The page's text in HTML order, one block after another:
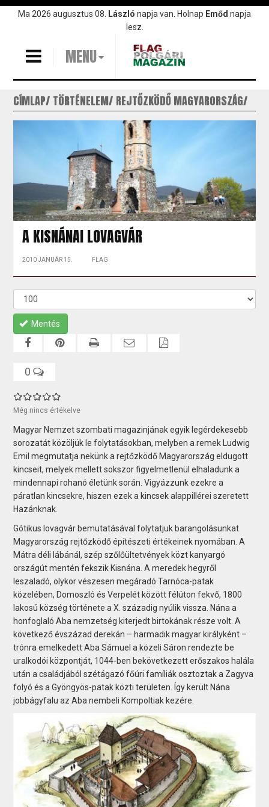
UgrásMa 2026 augusztus 08. László napja van. Holnap Emőd napja
lesz.
MENU
CÍMLAP TÖRTÉNELEM REJTŐZKÖDŐ MAGYARORSZÁG
A KISNÁNAI LOVAGVÁR
2010 JANUÁR 15. FLAG
Mentés
0
Még nincs értékelve
Magyar Nemzet szombati magazinjának egyik legérdekesebb
sorozatát közöljük le folytatásokban, melyben a remek Ludwig
Emil megmutatja nekünk a rejtőzködő Magyarország eldugott
kincseit, melyek mellett sokszor figyelmetlenül elhaladunk a
mindennapi rohanó életünk során. Vigyázzunk ezekre a
páratlan kincsekre, hiszen ezek a kincsek alappillérei szeretett
Hazánknak.
Gótikus lovagvár bemutatásával folytatjuk barangolásunkat
Magyarország rejtőzködő építészeti értékeinek nyomában. A
Mátra déli lábánál, szép szőlőültetvények közt kanyargó
országút mentén fekszik Kisnána. A meredek hegyről
leszaladó, olykor vészesen megáradó Tarnóca-patak
közelében, Domoszló és Verpelét között félúton fekvő, 1800
lakosú község története a X. századig nyúlik vissza. Nána a
honfoglaló Aba nemzetség kiterjedt birtokának része volt. A
következő évszázad derekán – harmadik magyar királyként –
trónra emelkedett Aba Sámuel a közeli Sáron rendezte be
uralkodói központját, 1044-ben bekövetkezett erőszakos halála
után a családjából szétágazó főúri famíliák osztoztak a Zagyva
folyó és a Gyöngyös-patak közti területen. Így került Nána
jobbágyfalu az Aba nembeli Kompoltiak kezére.